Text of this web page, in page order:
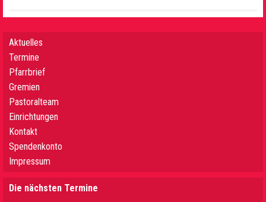
Aktuelles
Termine
Pfarrbrief
Gremien
Pastoralteam
Einrichtungen
Kontakt
Spendenkonto
Impressum
Die nächsten Termine